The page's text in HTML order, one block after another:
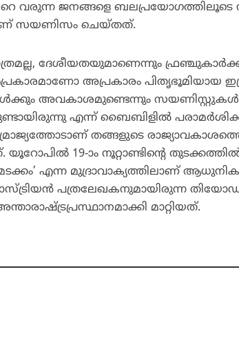
വരുന്ന ജനങ്ങളെ ബലപ്രയോഗത്തിലൂടെ
സയണിസം ചെയ്തത്.
ദേശീയതയുമാണെന്നും
അപ്രകാരം പിതൃഭൂമിയായ
അവകാശമുണ്ടെന്നും സയണിസ്റ്റുകള്‍
എന്ന് ബൈബിളില്‍
തങ്ങളുടെ
19-ാം നൂറ്റാണ്ടിന്റെ
എന്ന മുദ്രാവാക്യത്തിലാണ്
ഓസ്ട്രിയന്‍ പത്രലേഖകനുമായിരുന്ന
മാറ്റിയത്.